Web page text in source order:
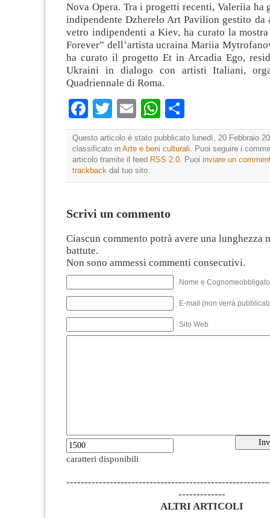
Nova Opera. Tra i progetti recenti, Valeriia ha
indipendente Dzherelo Art Pavilion gestito
vetro indipendenti a Kiev, ha curato la
Forever” dell’artista ucraina Mariia
ha curato il progetto Et in Arcadia Ego,
Ukraini in dialogo con artisti Italiani,
Quadriennale di Roma.
Facebook
TwitterEmailWhatsApp
Questo articolo è stato pubblicato lunedì, 20 Febbraio
classificato in Arte e beni culturali. Puoi seguire i
articolo tramite il feed RSS 2.0. Puoi inviare un
trackback dal tuo sito.
Scrivi un commento
Ciascun commento potrà avere una lunghezza
battute.
Non sono ammessi commenti consecutivi.
Nome e
E-mail (non verrà
Sito Web
caratteri disponibili
-------------
ALTRI ARTICOLI